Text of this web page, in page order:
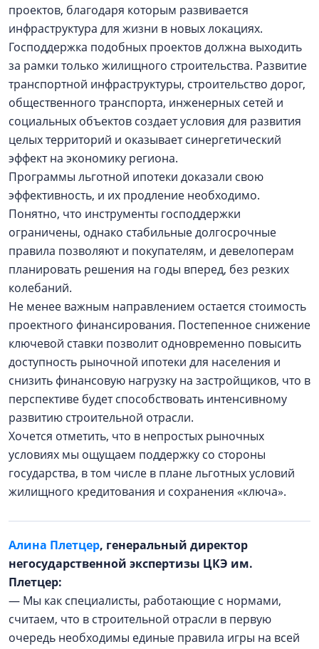
проектов, благодаря которым развивается
инфраструктура для жизни в новых локациях.
Господдержка подобных проектов должна выходить
за рамки только жилищного строительства. Развитие
транспортной инфраструктуры, строительство дорог,
общественного транспорта, инженерных сетей и
социальных объектов создает условия для развития
целых территорий и оказывает синергетический
эффект на экономику региона.
Программы льготной ипотеки доказали свою
эффективность, и их продление необходимо.
Понятно, что инструменты господдержки
ограничены, однако стабильные долгосрочные
правила позволяют и покупателям, и девелоперам
планировать решения на годы вперед, без резких
колебаний.
Не менее важным направлением остается стоимость
проектного финансирования. Постепенное снижение
ключевой ставки позволит одновременно повысить
доступность рыночной ипотеки для населения и
снизить финансовую нагрузку на застройщиков, что в
перспективе будет способствовать интенсивному
развитию строительной отрасли.
Хочется отметить, что в непростых рыночных
условиях мы ощущаем поддержку со стороны
государства, в том числе в плане льготных условий
жилищного кредитования и сохранения «ключа».
Алина Плетцер, генеральный директор
негосударственной экспертизы ЦКЭ им.
Плетцер:
— Мы как специалисты, работающие с нормами,
считаем, что в строительной отрасли в первую
очередь необходимы единые правила игры на всей